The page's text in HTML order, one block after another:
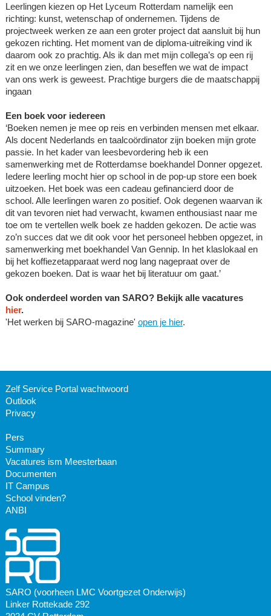
Leerlingen kiezen op Het Lyceum Rotterdam namelijk een
richting: kunst, wetenschap of ondernemen. Tijdens de
projectweek werken ze aan een groter project dat aansluit bij hun
gekozen richting. Het moment van de diploma-uitreiking vind ik
daarom ook zo prachtig. Als ik dan met mijn collega’s op een rij
zit en we onze leerlingen zien, dan beseffen we wat de impact
van ons werk is geweest. Prachtige burgers die de maatschappij
ingaan
Een boek voor iedereen
‘Boeken nemen je mee op reis en verbinden mensen met elkaar.
Als docent Nederlands en taalcoördinator zijn boeken mijn grote
passie. In het kader van leesbevordering heb ik een
samenwerking met de Rotterdamse boekhandel Donner opgezet.
Iedere leerling mocht hier op school in de pop-up store een boek
uitzoeken. Het boek was een cadeau gefinancierd door de
school. Alle leerlingen waren zo positief. Ook degenen waarvan ik
dit van tevoren niet had verwacht, kwamen enthousiast naar me
toe om te vertellen welk boek ze hadden gekozen. De actie was
zo’n succes dat we dit ook voor het personeel hebben opgezet, in
samenwerking met boekhandel Van Gennip. In het klaslokaal en
bij het koffiezetapparaat werd nog lang nagepraat over de
gekozen boeken. Dat is waar het bij literatuur om gaat.’
Ook onderdeel worden van SARO? Bekijk alle vacatures
hier.
'Het werken bij SARO-magazine' open je hier.
Zelf Service Portal wachtwoord
Outlook
Privacy
Pers
Summary
Vacatures ism Meesterbaan
Documenten
IT Campus
School vinden?
ANBI
SARO (voorheen LMC Voortgezet Onderwijs)
Linker Rottekade 292